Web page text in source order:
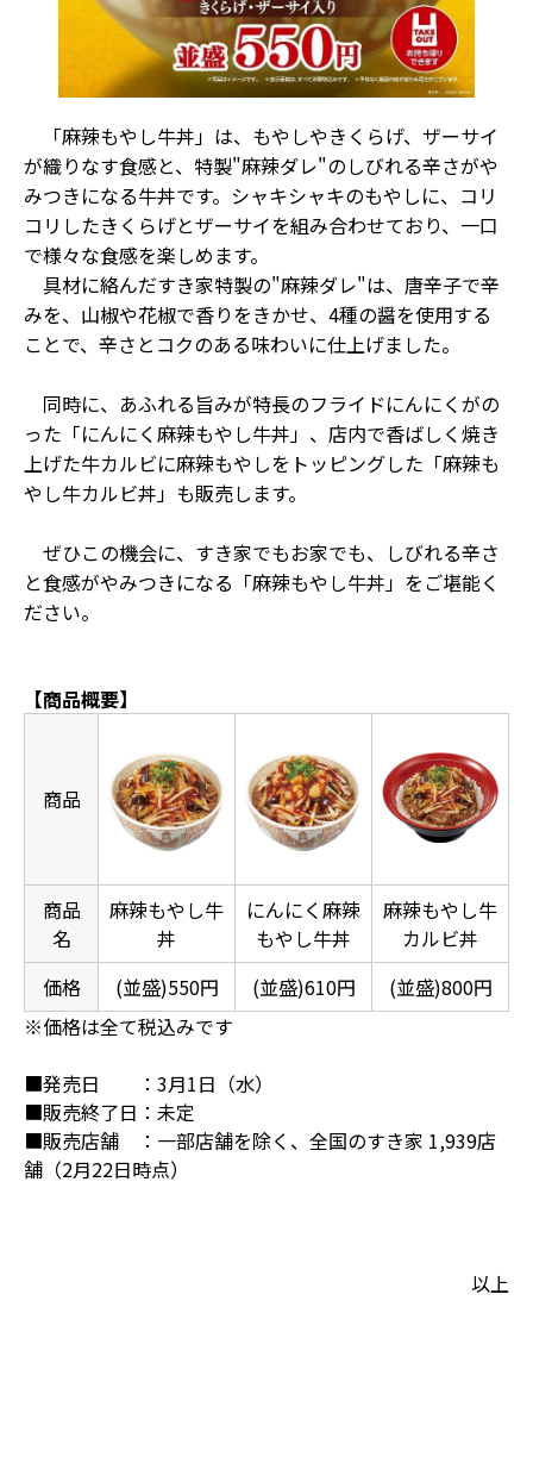
「麻辣もやし牛丼」は、もやしやきくらげ、ザーサイ
が織りなす食感と、特製"麻辣ダレ"のしびれる辛さがや
みつきになる牛丼です。シャキシャキのもやしに、コリ
コリしたきくらげとザーサイを組み合わせており、一口
で様々な食感を楽しめます。
具材に絡んだすき家特製の"麻辣ダレ"は、唐辛子で辛
みを、山椒や花椒で香りをきかせ、4種の醤を使用する
ことで、辛さとコクのある味わいに仕上げました。
同時に、あふれる旨みが特長のフライドにんにくがの
った「にんにく麻辣もやし牛丼」、店内で香ばしく焼き
上げた牛カルビに麻辣もやしをトッピングした「麻辣も
やし牛カルビ丼」も販売します。
ぜひこの機会に、すき家でもお家でも、しびれる辛さ
と食感がやみつきになる「麻辣もやし牛丼」をご堪能く
ださい。
【商品概要】
商品
商品
名
麻辣もやし牛
丼
にんにく麻辣
もやし牛丼
麻辣もやし牛
カルビ丼
価格
(並盛)550円 (並盛)610円
(並盛)800円
※価格は全て税込みです
■発売日 ：3月1日（水）
■販売終了日：未定
■販売店舗 ：一部店舗を除く、全国のすき家 1,939店
舗（2月22日時点）
以上